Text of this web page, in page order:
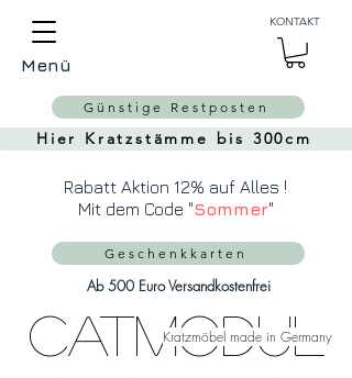
CatModul
Kratzmöbel made in Germany
Menü
KONTAKT
Ab 500 Euro Versandkostenfrei
Hier Kratzstämme bis 300cm
Geschenkkarten
Günstige Restposten
Rabatt Aktion 12% auf Alles !
Mit dem Code "Sommer"